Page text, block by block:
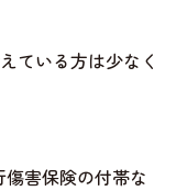
ている方は少なく
害保険の付帯な